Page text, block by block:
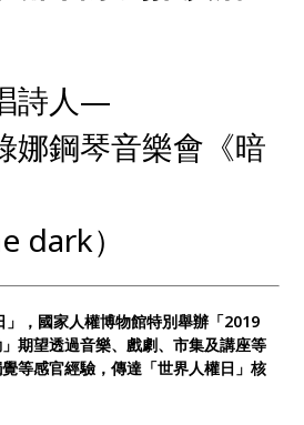
詩人—
娜鋼琴音樂會《暗
dark）
，國家人權博物館特別舉辦「2019
期望透過音樂、戲劇、市集及講座等
等感官經驗，傳達「世界人權日」核